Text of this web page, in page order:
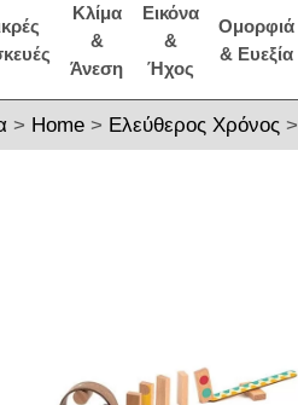
Κλίμα
&
Άνεση
Εικόνα
&
Ήχος
Ομορφιά
& Ευεξία
> Home > Ελεύθερος Χρόνος >